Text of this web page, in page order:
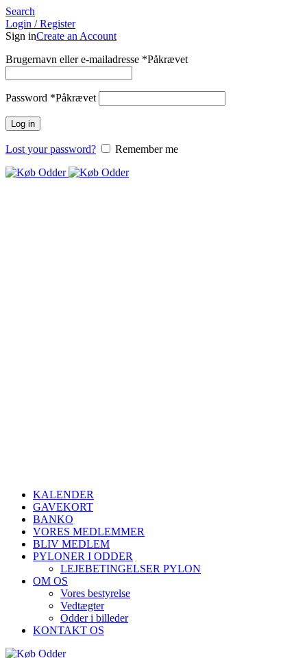
Search
Login / Register
Sign inCreate an Account
Brugernavn eller e-mailadresse *Påkrævet
Password *Påkrævet
Log in
Lost your password? Remember me
KALENDER
GAVEKORT
BANKO
VORES MEDLEMMER
BLIV MEDLEM
PYLONER I ODDER
LEJEBETINGELSER PYLON
OM OS
Vores bestyrelse
Vedtægter
Odder i billeder
KONTAKT OS